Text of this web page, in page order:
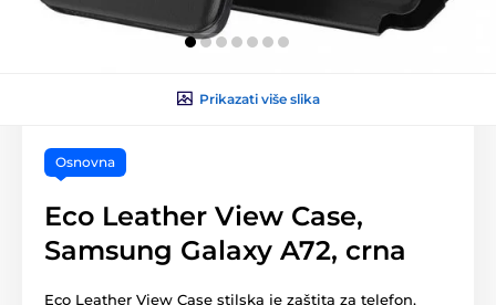
Prikazati više slika
Osnovna
Eco Leather View Case,
Samsung Galaxy A72, crna
Eco Leather View Case stilska je zaštita za telefon,